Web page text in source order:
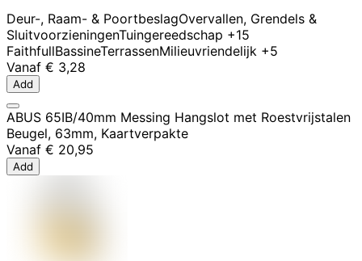
Deur-, Raam- & PoortbeslagOvervallen, Grendels &
SluitvoorzieningenTuingereedschap +15
FaithfullBassineTerrassenMilieuvriendelijk +5
Vanaf € 3,28
Add
ABUS 65IB/40mm Messing Hangslot met Roestvrijstalen
Beugel, 63mm, Kaartverpakte
Vanaf € 20,95
Add